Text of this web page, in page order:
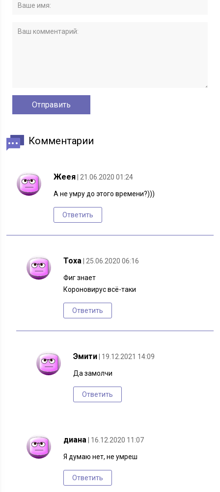
Комментарии
Жеея | 21.06.2020 01:24
А не умру до этого времени?)))
Ответить
Тоха | 25.06.2020 06:16
Фиг знает
Короновирус всё-таки
Ответить
Эмити | 19.12.2021 14:09
Да замолчи
Ответить
диана | 16.12.2020 11:07
Я думаю нет, не умреш
Ответить